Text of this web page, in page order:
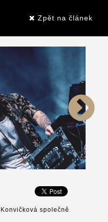
Zpět na článek
společně